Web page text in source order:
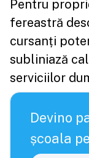
Pentru
fereastră
cursanți
subliniază
serviciilor
Devino
școala